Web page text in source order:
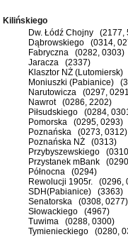
Kilińskiego
Dw. Łódź Chojny (2177,
Dąbrowskiego (0314,
Fabryczna (0282, 0303)
Jaracza (2337)
Klasztor NŻ
Moniuszki (Pabianice)
Narutowicza (0297,
Nawrot (0286, 2202)
Piłsudskiego (0284,
Pomorska (0295, 0293)
Poznańska (0273, 0312)
Poznańska NŻ (0313)
Przybyszewskiego
Przystanek mBank
Północna (0294)
Rewolucji 1905r. (0296,
SDH(Pabianice) (3363)
Senatorska (0308, 0277)
Słowackiego (4967)
Tuwima (0288, 0300)
Tymienieckiego (0280,